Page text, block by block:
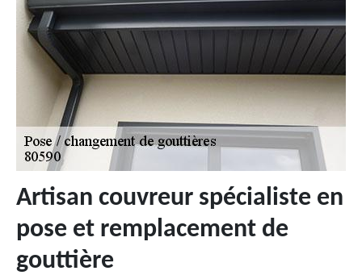
Artisan couvreur spécialiste en
pose et remplacement de
gouttière